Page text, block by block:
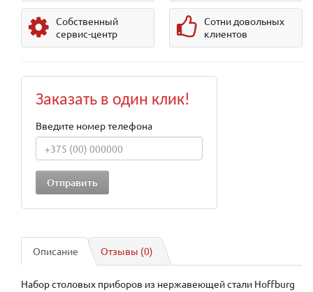
Собственный
сервис-центр
Сотни довольных
клиентов
Заказать в один клик!
Введите номер телефона
Описание Отзывы (0)
Набор столовых приборов из нержавеющей стали Hoffburg